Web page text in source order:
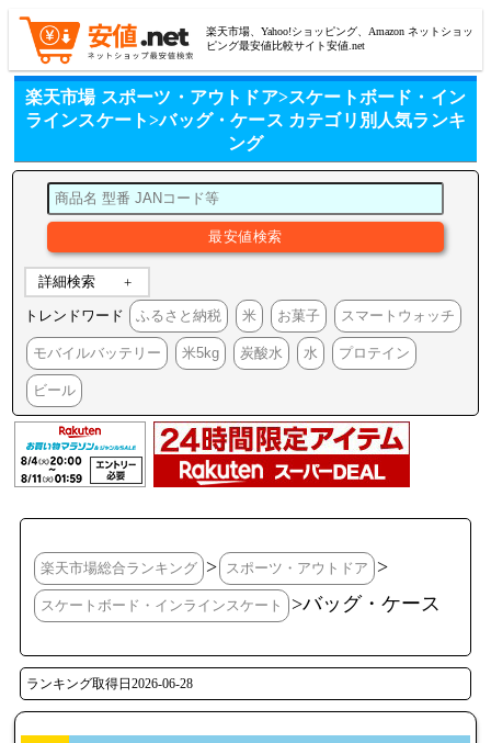
楽天市場、Yahoo!ショッピング、Amazon ネットショッ
ピング最安値比較サイト安値.net
楽天市場 スポーツ・アウトドア>スケートボード・イン
ラインスケート>バッグ・ケース カテゴリ別人気ランキ
ング
詳細検索
トレンドワード ふるさと納税 米 お菓子 スマートウォッチ
モバイルバッテリー 米5kg 炭酸水 水 プロテイン
ビール
楽天市場総合ランキング > スポーツ・アウトドア >
スケートボード・インラインスケート >バッグ・ケース
ランキング取得日2026-06-28